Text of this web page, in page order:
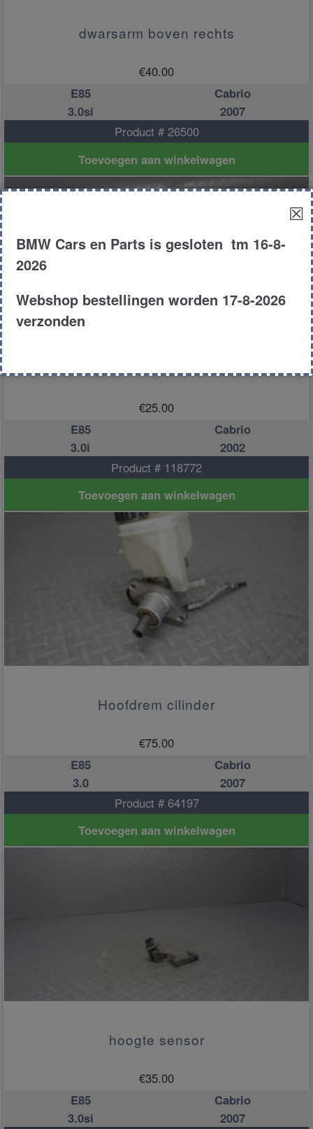
dwarsarm boven rechts
€40.00
E85
Cabrio
3.0si
2007
Product # 26500
Toevoegen aan winkelwagen
dwarsarm boven rechts
€25.00
E85
Cabrio
3.0i
2002
Product # 118772
Toevoegen aan winkelwagen
Hoofdrem cilinder
€75.00
E85
Cabrio
3.0
2007
Product # 64197
Toevoegen aan winkelwagen
hoogte sensor
€35.00
E85
Cabrio
3.0si
2007
☒
BMW Cars en Parts is gesloten tm 16-8-
2026
Webshop bestellingen worden 17-8-2026
verzonden